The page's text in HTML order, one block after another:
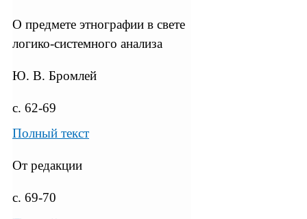
О предмете этнографии в свете
логико-системного анализа
Ю. В. Бромлей
с. 62-69
Полный текст
От редакции
с. 69-70